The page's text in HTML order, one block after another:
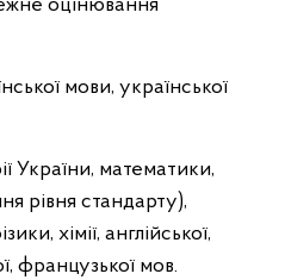
оцінювання
мови, української
України, математики,
рівня стандарту),
хімії, англійської,
французької мов.